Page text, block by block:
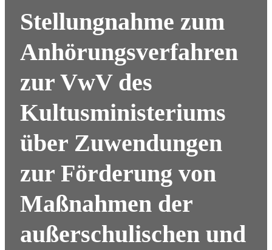
Stellungnahme zum
Anhörungsverfahren
zur VwV des
Kultusministeriums
über Zuwendungen
zur Förderung von
Maßnahmen der
außerschulischen und